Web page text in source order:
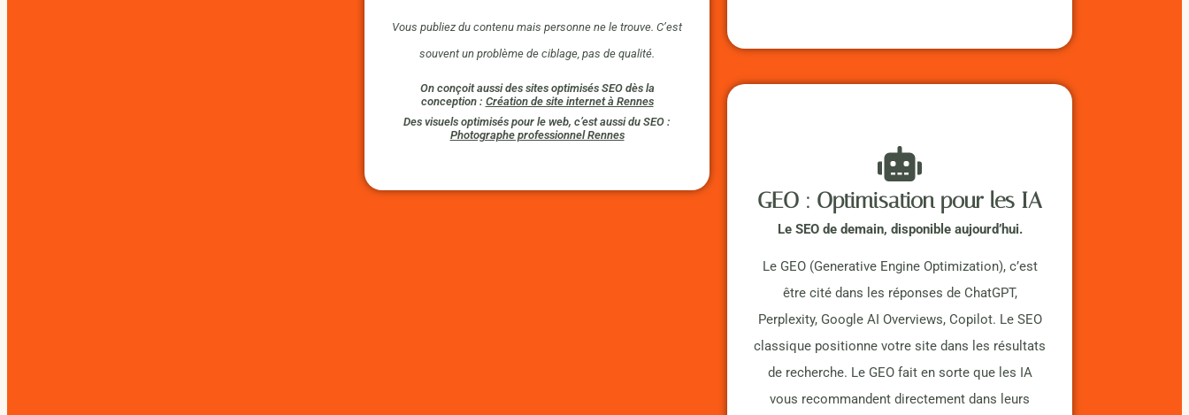
Vous publiez du contenu mais personne ne le trouve. C’est
souvent un problème de ciblage, pas de qualité.
On conçoit aussi des sites optimisés SEO dès la
conception : Création de site internet à Rennes
Des visuels optimisés pour le web, c’est aussi du SEO :
Photographe professionnel Rennes
GEO : Optimisation pour les IA
Le SEO de demain, disponible aujourd’hui.
Le GEO (Generative Engine Optimization), c’est
être cité dans les réponses de ChatGPT,
Perplexity, Google AI Overviews, Copilot. Le SEO
classique positionne votre site dans les résultats
de recherche. Le GEO fait en sorte que les IA
vous recommandent directement dans leurs